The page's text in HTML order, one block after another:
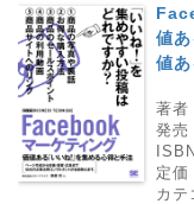
値
値
著者
発売
定価
カテ